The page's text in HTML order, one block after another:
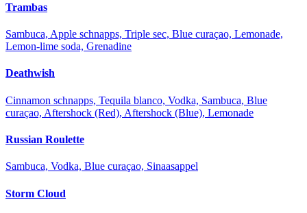
Trambas
Sambuca, Apple schnapps, Triple sec, Blue curaçao, Lemonade,
Lemon-lime soda, Grenadine
Deathwish
Cinnamon schnapps, Tequila blanco, Vodka, Sambuca, Blue
curaçao, Aftershock (Red), Aftershock (Blue), Lemonade
Russian Roulette
Sambuca, Vodka, Blue curaçao, Sinaasappel
Storm Cloud